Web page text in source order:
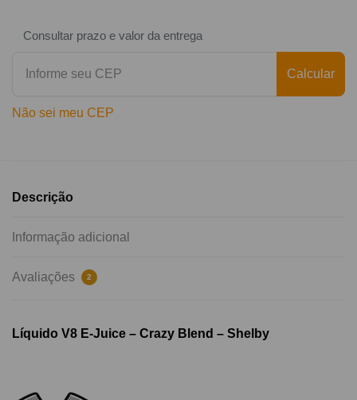
Consultar prazo e valor da entrega
Calcular
Não sei meu CEP
Descrição
Informação adicional
Avaliações 2
Líquido V8 E-Juice – Crazy Blend – Shelby